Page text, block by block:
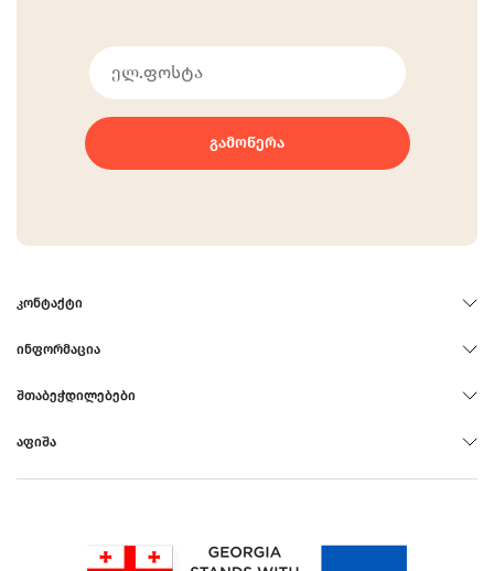
ᲒᲐᲛᲝᲬᲔᲠᲐ
ᲙᲝᲜᲢᲐᲥᲢᲘ
ᲘᲜᲤᲝᲠᲛᲐᲪᲘᲐ
ᲨᲗᲐᲑᲔᲭᲓᲘᲚᲔᲑᲔᲑᲘ
ᲐᲤᲘᲨᲐ